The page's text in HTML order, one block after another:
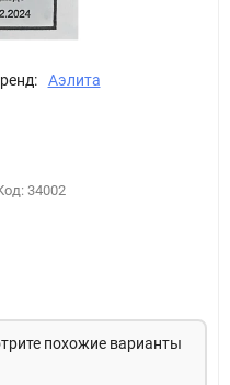
Аэлита
34002
похожие варианты